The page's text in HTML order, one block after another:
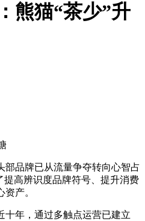
熊猫“茶少”升
部品牌已从流量争夺转向心智占
提高辨识度品牌符号、提升消费
产。
十年，通过多触点运营已建立